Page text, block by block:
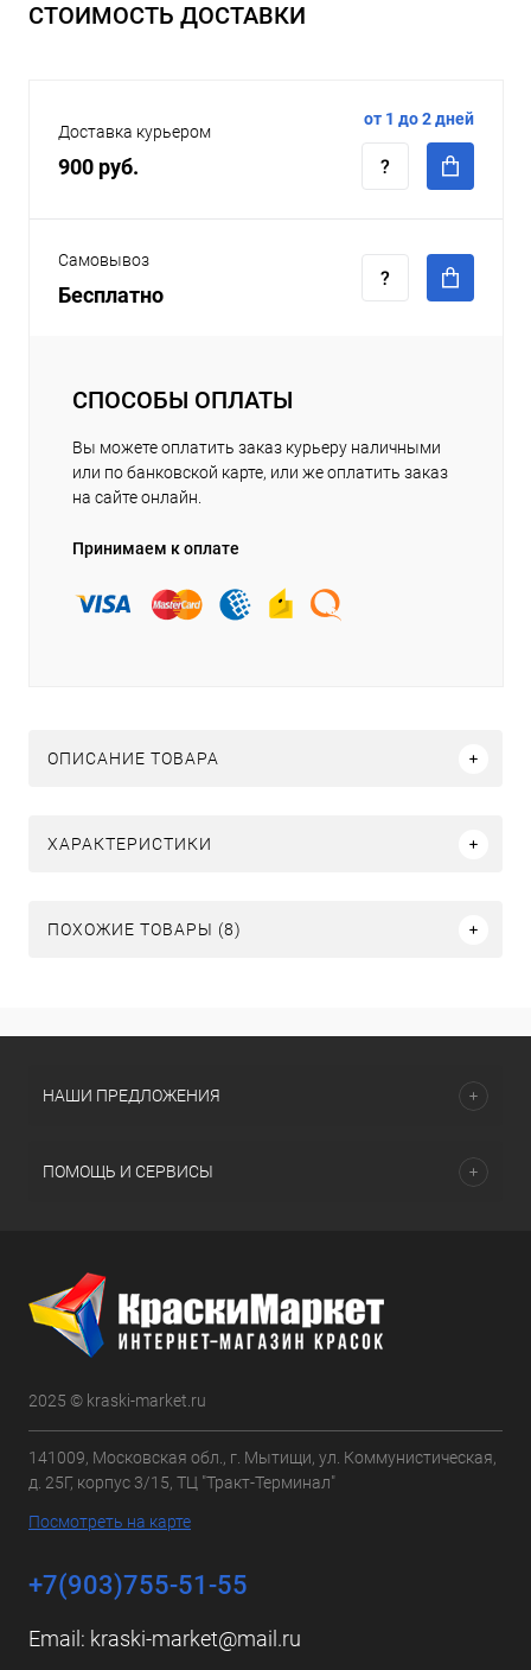
СТОИМОСТЬ ДОСТАВКИ
Доставка курьером
900 руб.
от 1 до 2 дней
Самовывоз
Бесплатно
СПОСОБЫ ОПЛАТЫ
Вы можете оплатить заказ курьеру наличными
или по банковской карте, или же оплатить заказ
на сайте онлайн.
Принимаем к оплате
ОПИСАНИЕ ТОВАРА
ХАРАКТЕРИСТИКИ
ПОХОЖИЕ ТОВАРЫ (8)
НАШИ ПРЕДЛОЖЕНИЯ
ПОМОЩЬ И СЕРВИСЫ
2025 © kraski-market.ru
141009, Московская обл., г. Мытищи, ул. Коммунистическая,
д. 25Г, корпус 3/15, ТЦ "Тракт-Терминал"
Посмотреть на карте
+7(903)755-51-55
Email: kraski-market@mail.ru